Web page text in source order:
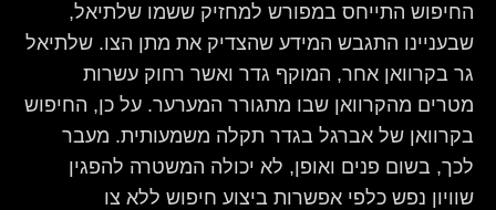
החיפוש התייחס במפורש למחזיק ששמו שלתיאל,
שבעניינו התגבש המידע שהצדיק את מתן הצו. שלתיאל
גר בקרוואן אחר, המוקף גדר ואשר רחוק עשרות
מטרים מהקרוואן שבו מתגורר המערער. על כן, החיפוש
בקרוואן של אברגל בגדר תקלה משמעותית. מעבר
לכך, בשום פנים ואופן, לא יכולה המשטרה להפגין
שוויון נפש כלפי אפשרות ביצוע חיפוש ללא צו